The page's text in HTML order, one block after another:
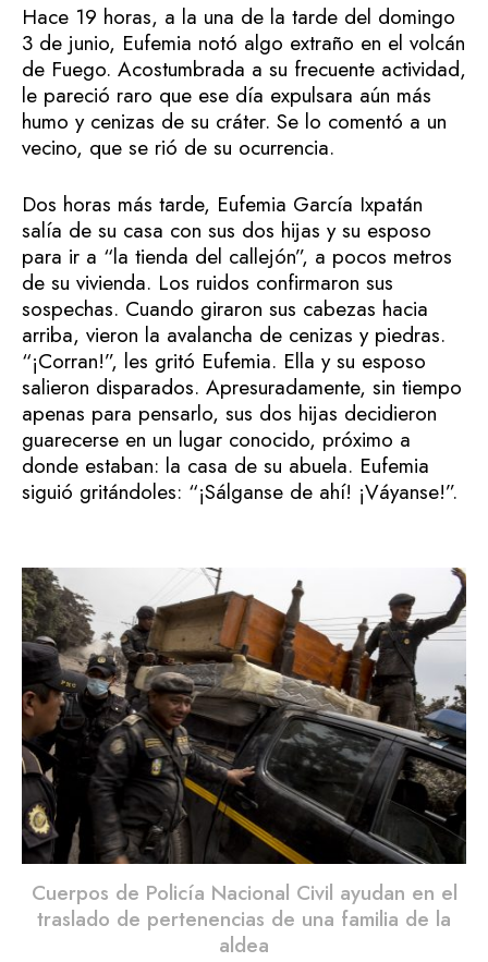
Hace 19 horas, a la una de la tarde del domingo
3 de junio, Eufemia notó algo extraño en el volcán
de Fuego. Acostumbrada a su frecuente actividad,
le pareció raro que ese día expulsara aún más
humo y cenizas de su cráter. Se lo comentó a un
vecino, que se rió de su ocurrencia.
Dos horas más tarde, Eufemia García Ixpatán
salía de su casa con sus dos hijas y su esposo
para ir a “la tienda del callejón”, a pocos metros
de su vivienda. Los ruidos confirmaron sus
sospechas. Cuando giraron sus cabezas hacia
arriba, vieron la avalancha de cenizas y piedras.
“¡Corran!”, les gritó Eufemia. Ella y su esposo
salieron disparados. Apresuradamente, sin tiempo
apenas para pensarlo, sus dos hijas decidieron
guarecerse en un lugar conocido, próximo a
donde estaban: la casa de su abuela. Eufemia
siguió gritándoles: “¡Sálganse de ahí! ¡Váyanse!”.
Cuerpos de Policía Nacional Civil ayudan en el
traslado de pertenencias de una familia de la
aldea